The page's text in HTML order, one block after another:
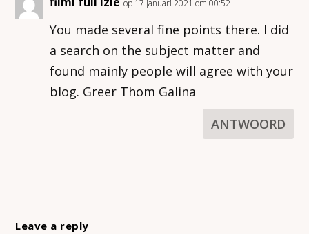
op 17 januari 2021 om 00:52
You made several fine points there. I did
a search on the subject matter and
found mainly people will agree with your
blog. Greer Thom Galina
ANTWOORD
Leave a reply